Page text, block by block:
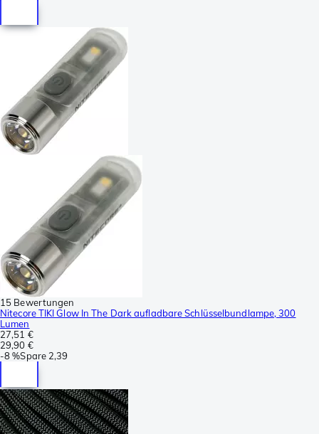
15 Bewertungen
Nitecore TIKI Glow In The Dark aufladbare Schlüsselbundlampe, 300
Lumen
27,51 €
29,90 €
-8 %Spare 2,39